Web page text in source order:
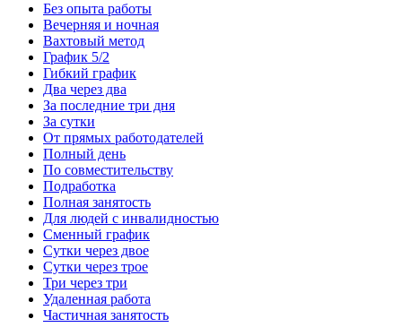
Без опыта работы
Вечерняя и ночная
Вахтовый метод
График 5/2
Гибкий график
Два через два
За последние три дня
За сутки
От прямых работодателей
Полный день
По совместительству
Подработка
Полная занятость
Для людей с инвалидностью
Сменный график
Сутки через двое
Сутки через трое
Три через три
Удаленная работа
Частичная занятость